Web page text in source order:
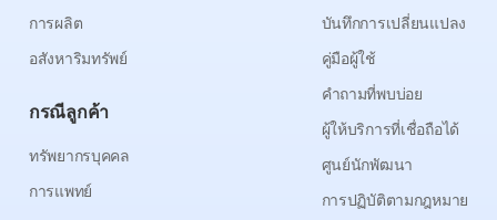
การผลิต
อสังหาริมทรัพย์
กรณีลูกค้า
ทรัพยากรบุคคล
การแพทย์
บันทึกการเปลี่ยนแปลง
คู่มือผู้ใช้
คำถามที่พบบ่อย
ผู้ให้บริการที่เชื่อถือได้
ศูนย์นักพัฒนา
การปฏิบัติตามกฎหมาย